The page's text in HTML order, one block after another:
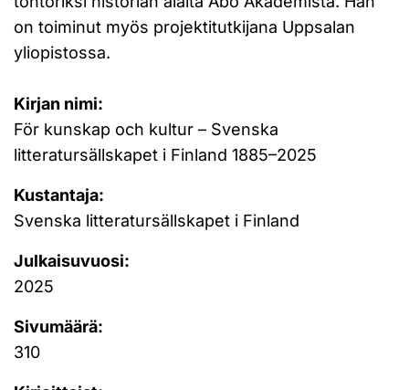
on toiminut myös projektitutkijana Uppsalan
yliopistossa.
Kirjan nimi:
För kunskap och kultur – Svenska
litteratursällskapet i Finland 1885–2025
Kustantaja:
Svenska litteratursällskapet i Finland
Julkaisuvuosi:
2025
Sivumäärä:
310